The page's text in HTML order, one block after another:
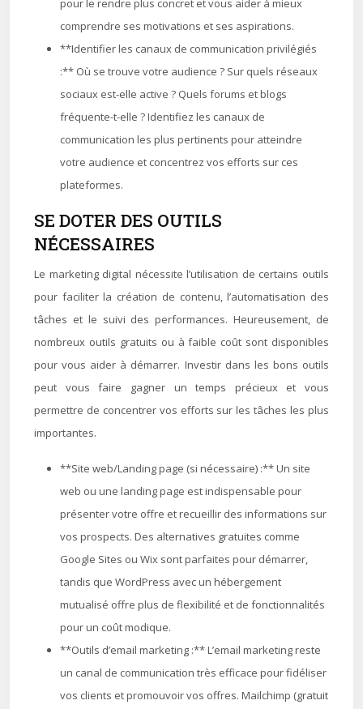
pour le rendre plus concret et vous aider à mieux
comprendre ses motivations et ses aspirations.
**Identifier les canaux de communication privilégiés
:** Où se trouve votre audience ? Sur quels réseaux
sociaux est-elle active ? Quels forums et blogs
fréquente-t-elle ? Identifiez les canaux de
communication les plus pertinents pour atteindre
votre audience et concentrez vos efforts sur ces
plateformes.
SE DOTER DES OUTILS
NÉCESSAIRES
Le marketing digital nécessite l’utilisation de certains outils
pour faciliter la création de contenu, l’automatisation des
tâches et le suivi des performances. Heureusement, de
nombreux outils gratuits ou à faible coût sont disponibles
pour vous aider à démarrer. Investir dans les bons outils
peut vous faire gagner un temps précieux et vous
permettre de concentrer vos efforts sur les tâches les plus
importantes.
**Site web/Landing page (si nécessaire) :** Un site
web ou une landing page est indispensable pour
présenter votre offre et recueillir des informations sur
vos prospects. Des alternatives gratuites comme
Google Sites ou Wix sont parfaites pour démarrer,
tandis que WordPress avec un hébergement
mutualisé offre plus de flexibilité et de fonctionnalités
pour un coût modique.
**Outils d’email marketing :** L’email marketing reste
un canal de communication très efficace pour fidéliser
vos clients et promouvoir vos offres. Mailchimp (gratuit